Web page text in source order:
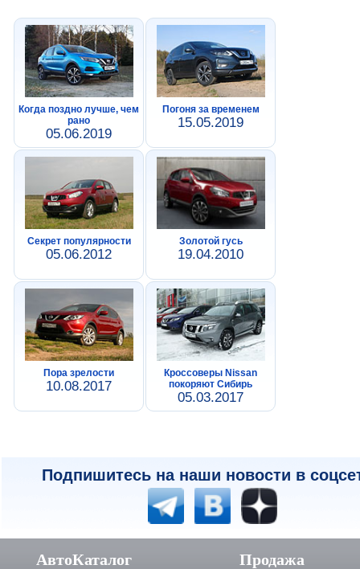
Когда поздно лучше, чем
рано
05.06.2019
Погоня за временем
15.05.2019
Секрет популярности
05.06.2012
Золотой гусь
19.04.2010
Пора зрелости
10.08.2017
Кроссоверы Nissan
покоряют Сибирь
05.03.2017
Подпишитесь на наши новости в
АвтоКаталог Продажа